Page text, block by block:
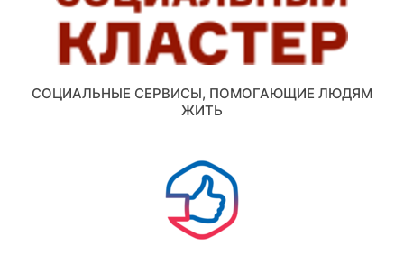
СОЦИАЛЬНЫЕ СЕРВИСЫ, ПОМОГАЮЩИЕ ЛЮДЯМ
ЖИТЬ